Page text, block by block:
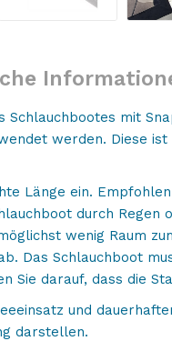
Schlauchbootes mit
werden. Diese
Länge ein.
durch
wenig Raum
Das Schlauchboot
Sie darauf, dass die
und
darstellen.